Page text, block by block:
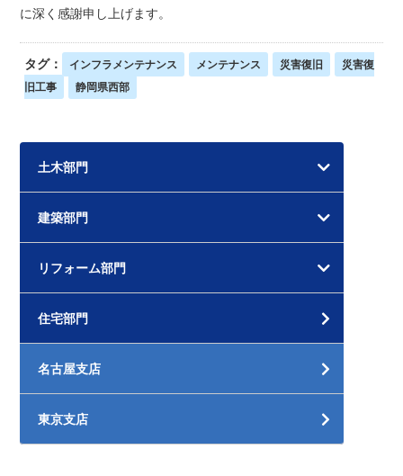
に深く感謝申し上げます。
タグ： インフラメンテナンス メンテナンス 災害復旧
災害復
旧工事
静岡県西部
土木部門
建築部門
リフォーム部門
住宅部門
名古屋支店
東京支店